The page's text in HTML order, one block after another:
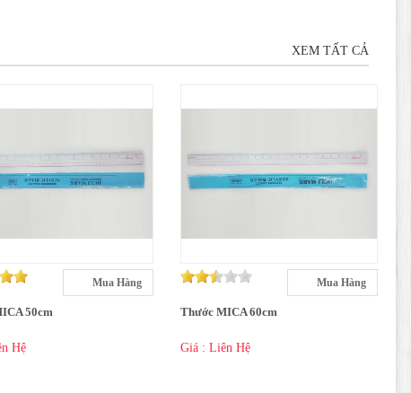
XEM TẤT CẢ
Mua Hàng
50cm
Hệ
Mua Hàng
Thước MICA 60cm
Giá : Liên Hệ